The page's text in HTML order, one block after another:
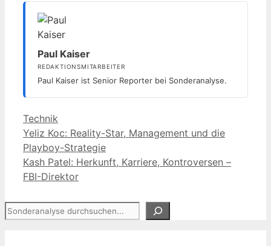
Paul Kaiser
REDAKTIONSMITARBEITER
Paul Kaiser ist Senior Reporter bei Sonderanalyse.
Kategorien
Technik
Yeliz Koc: Reality-Star, Management und die
Playboy-Strategie
Kash Patel: Herkunft, Karriere, Kontroversen –
FBI-Direktor
Suchen